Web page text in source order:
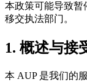
本政策可能导致暂
移交执法部门。
1. 概述与接
本 AUP 是我们的